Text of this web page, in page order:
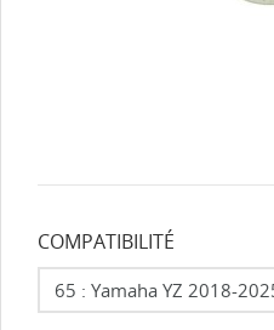
COMPATIBILITÉ